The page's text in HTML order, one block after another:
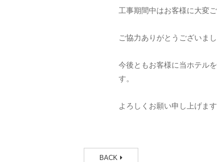
工事期間中はお客様に大変
ご協力ありがとうございまし
今後ともお客様に当ホテル
す。
よろしくお願い申し上げます
BACK